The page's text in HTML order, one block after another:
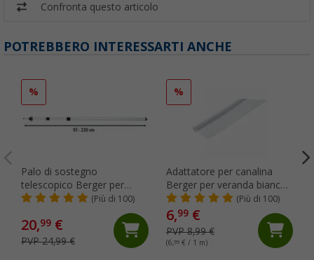
Confronta questo articolo
POTREBBERO INTERESSARTI ANCHE
%
Palo di sostegno
telescopico Berger per
telone / verande(Più di 100)
20,99 €
PVP 24,99 €
%
Adattatore per canalina
Berger per veranda bianco
Ø 6 mm (al metro)(Più di 100)
6,99€
PVP 8,99 €
(6,99€ / 1 m)